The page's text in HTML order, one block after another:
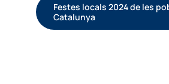
Festes locals 2024 de les
Catalunya